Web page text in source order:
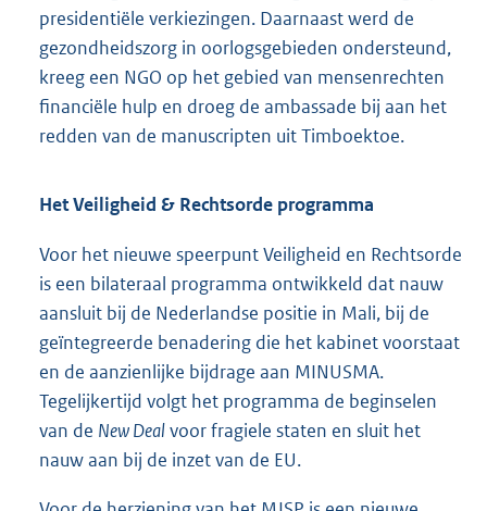
presidentiële verkiezingen. Daarnaast werd de
gezondheidszorg in oorlogsgebieden ondersteund,
kreeg een NGO op het gebied van mensenrechten
financiële hulp en droeg de ambassade bij aan het
redden van de manuscripten uit Timboektoe.
Het Veiligheid & Rechtsorde programma
Voor het nieuwe speerpunt Veiligheid en Rechtsorde
is een bilateraal programma ontwikkeld dat nauw
aansluit bij de Nederlandse positie in Mali, bij de
geïntegreerde benadering die het kabinet voorstaat
en de aanzienlijke bijdrage aan MINUSMA.
Tegelijkertijd volgt het programma de beginselen
van de New Dealvoor fragiele staten en sluit het
nauw aan bij de inzet van de EU.